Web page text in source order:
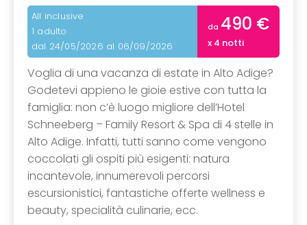
All inclusive
1 adulto
dal 24/05/2026 al 06/09/2026
da 490 €
x 4 notti
Voglia di una vacanza di estate in Alto Adige?
Godetevi appieno le gioie estive con tutta la
famiglia: non c’è luogo migliore dell’Hotel
Schneeberg – Family Resort & Spa di 4 stelle in
Alto Adige. Infatti, tutti sanno come vengono
coccolati gli ospiti più esigenti: natura
incantevole, innumerevoli percorsi
escursionistici, fantastiche offerte wellness e
beauty, specialità culinarie, ecc.